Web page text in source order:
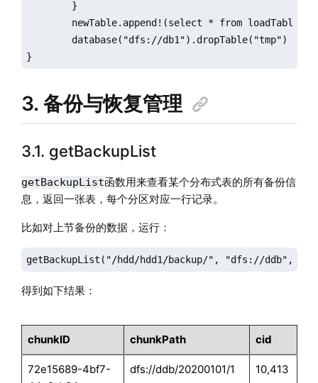
3. 备份与恢复管理
3.1. getBackupList
getBackupList函数用来查看某个分布式表的所有备份信
息，返回一张表，每个分区对应一行记录。
比如对上节备份的数据，运行：
getBackupList("/hdd/hdd1/backup/", "dfs://ddb",
得到如下结果：
chunkID chunkPath cid
72e15689-4bf7-
dfs://ddb/20200101/1 10,413